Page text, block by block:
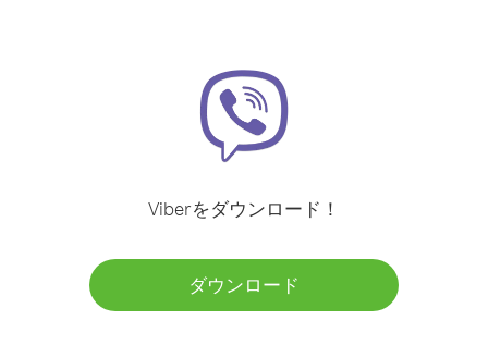
Viberをダウンロード！
ダウンロード